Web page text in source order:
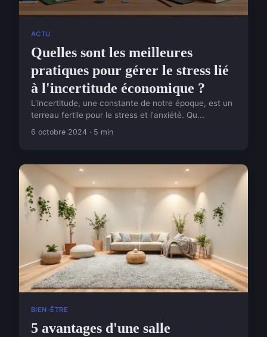
ACTU
Quelles sont les meilleures
pratiques pour gérer le stress lié
à l'incertitude économique ?
L'incertitude, une constante de notre époque, est un
terreau fertile pour le stress et l'anxiété. Qu...
6 octobre 2024 · 5 min
BIEN-ÊTRE
5 avantages d'une salle